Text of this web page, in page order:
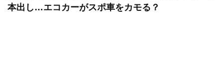
本出し…エコカーがスポ車をカモる？